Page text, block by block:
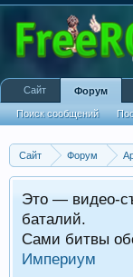
Сайт Форум
Это — видео-
баталий.
Сами битвы
Империум
Сайт Форум
Поиск сообщений